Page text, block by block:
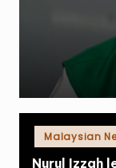
Posted
Malaysian
Nurul Izzah